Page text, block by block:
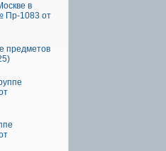
в
Пр-1083 от
предметов